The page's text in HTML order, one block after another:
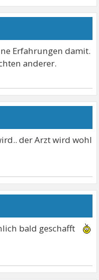
Erfahrungen damit.
anderer.
der Arzt wird wohl
bald geschafft